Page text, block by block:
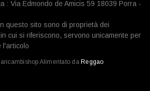
: Via Edmondo de Amicis 59 18039 Porra -
questo sito sono di proprietà dei
cui si riferiscono, servono unicamente per
l'articolo
Alimentato da Reggao